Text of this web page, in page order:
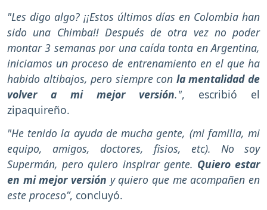
"Les digo algo? ¡¡Estos últimos días en Colombia han
sido una Chimba!! Después de otra vez no poder
montar 3 semanas por una caída tonta en Argentina,
iniciamos un proceso de entrenamiento en el que ha
habido altibajos, pero siempre con la mentalidad de
volver a mi mejor versión.", escribió el
zipaquireño.
"He tenido la ayuda de mucha gente, (mi familia, mi
equipo, amigos, doctores, fisios, etc). No soy
Supermán, pero quiero inspirar gente. Quiero estar
en mi mejor versión y quiero que me acompañen en
este proceso”, concluyó.